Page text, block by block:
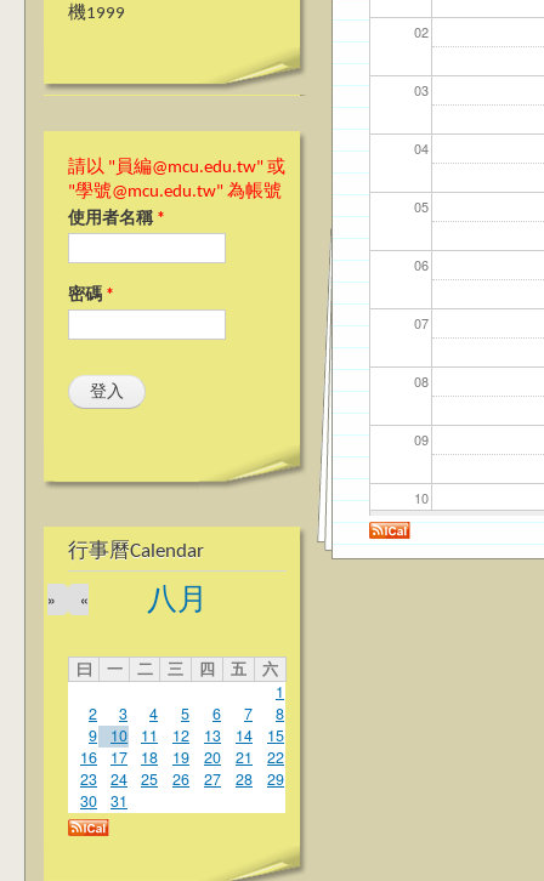
機1999
請以 "員編@mcu.edu.tw" 或
"學號@mcu.edu.tw" 為帳號
使用者名稱 *
密碼 *
行事曆Calendar
八月
«
»
曰 一 二 三 四 五
六
1
2
3 4 5 6 7
8
9
10 11 12 13 14
15
16
17 18 19 20 21
22
23
24 25 26 27 28
29
30
31
02
03
04
05
06
07
08
09
10
11